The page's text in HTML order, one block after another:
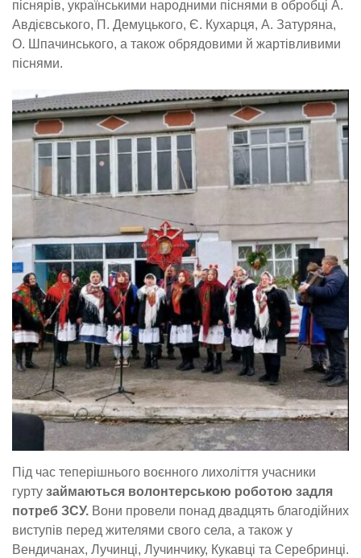
піснярів, українськими народними піснями в обробці А.
Авдієвського, П. Демуцького, Є. Кухарця, А. Затуряна,
О. Шпачинського, а також обрядовими й жартівливими
піснями.
Під час теперішнього воєнного лихоліття учасники
гурту займаються волонтерською роботою задля
потреб ЗСУ. Вони провели понад двадцять благодійних
виступів перед жителями свого села, а також у
Вендичанах, Лучинці, Лучинчику, Кукавці та Серебринці.